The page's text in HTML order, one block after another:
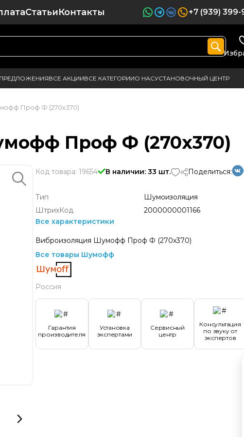
СтатьиКонтакты +7 (939)
ВСЕ АКЦИИВСЕ КАТЕГОРИИО НАСУСТАНОВОЧНЫЙ ЦЕНТР
Проф Ф (270х370)
Проф Ф (270х370)
Код товара: 19654 В наличии: 33 шт. Поделиться:
Тип
Шумоизоляция
ШтрихКод
2000000001166
Все характеристики
Виброизоляция Шумофф Проф Ф (270х370)
Все товары Шумофф
Россия
Гарантия
производителя
Установка
экспертами
Сервисный
центр
Консультация
по звуку от
экспертов